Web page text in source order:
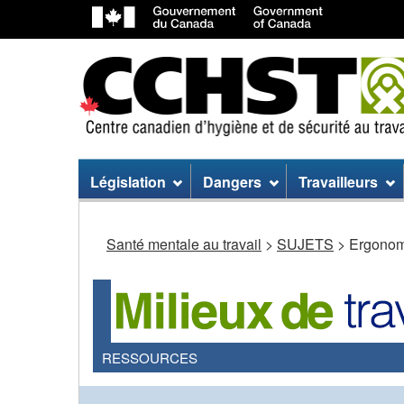
Menu
du
site
Législation Dangers Travailleurs
Santé mentale au travail > SUJETS >
RESSOURCES